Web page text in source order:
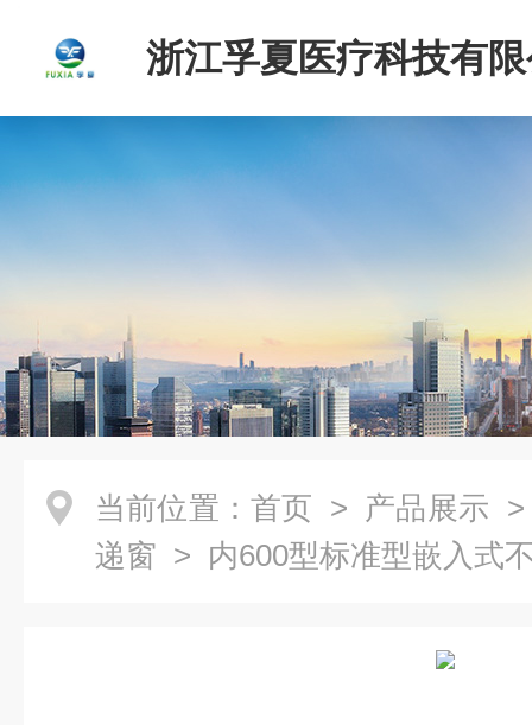
浙江孚夏医疗科技有
当前位置： 首页 > 产品展示
递窗 > 内600型标准型嵌入式